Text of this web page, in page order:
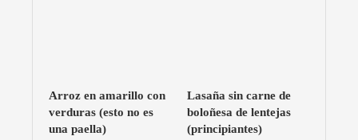
Arroz en amarillo con
verduras (esto no es
una paella)
Lasaña sin carne de
boloñesa de lentejas
(principiantes)